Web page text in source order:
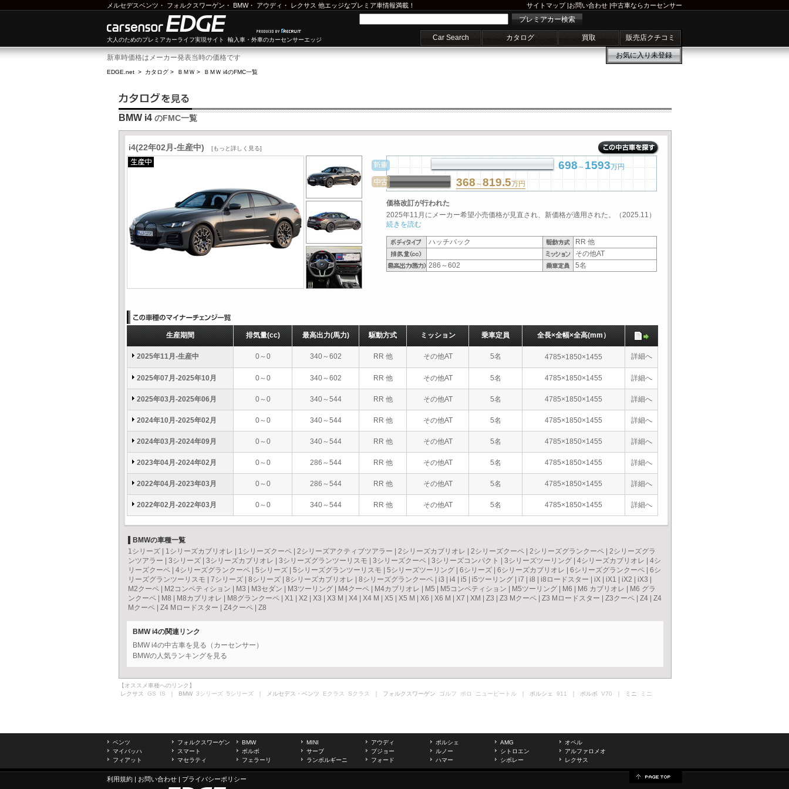
メルセデスベンツ ・ フォルクスワーゲン ・ BMW・ アウディ ・ レクサス 他エッジなプレミア車情報満載！ サイトマップ|お問い合わせ |中古車ならカーセンサー
大人のためのプレミアカーライフ実現サイト 輸入車・外車のカーセンサーエッジ
プレミアカー検索
Car Search カタログ 買取 販売店クチコミ
お気に入り未登録
新車時価格はメーカー発表当時の価格です
EDGE.net > カタログ > ＢＭＷ > ＢＭＷ i4のFMC一覧
BMW i4 のFMC一覧
i4(22年02月-生産中) [もっと詳しく見る]
698～1593万円
368 ～819.5万円
価格改訂が行われた
2025年11月にメーカー希望小売価格が見直され、新価格が適用された。（2025.11）
続きを読む
ハッチバック
RR 他
その他AT
286～602
5名
生産期間 排気量(cc) 最高出力(馬力) 駆動方式 ミッション 乗車定員 全長×全幅×全高(mm）
2025年11月-生産中 0～0 340～602 RR 他 その他AT 5名 4785×1850×1455 詳細へ
2025年07月-2025年10月 0～0 340～602 RR 他 その他AT 5名 4785×1850×1455 詳細へ
2025年03月-2025年06月 0～0 340～544 RR 他 その他AT 5名 4785×1850×1455 詳細へ
2024年10月-2025年02月 0～0 340～544 RR 他 その他AT 5名 4785×1850×1455 詳細へ
2024年03月-2024年09月 0～0 340～544 RR 他 その他AT 5名 4785×1850×1455 詳細へ
2023年04月-2024年02月 0～0 286～544 RR 他 その他AT 5名 4785×1850×1455 詳細へ
2022年04月-2023年03月 0～0 286～544 RR 他 その他AT 5名 4785×1850×1455 詳細へ
2022年02月-2022年03月 0～0 340～544 RR 他 その他AT 5名 4785×1850×1455 詳細へ
BMWの車種一覧
1シリーズ
1シリーズカブリオレ 1シリーズクーペ 2シリーズアクティブツアラー 2シリーズカブリオレ 2シリーズクーペ 2シリーズグランクーペ
2シリーズグラ
ンツアラー
3シリーズ 3シリーズカブリオレ 3シリーズグランツーリスモ 3シリーズクーペ 3シリーズコンパクト 3シリーズツーリング 4シリーズカブリオレ
4シ
リーズクーペ
4シリーズグランクーペ 5シリーズ 5シリーズグランツーリスモ 5シリーズツーリング 6シリーズ 6シリーズカブリオレ 6シリーズグランクーペ
6シ
リーズグランツーリスモ
7シリーズ 8シリーズ 8シリーズカブリオレ 8シリーズグランクーペ i3 i4 i5 i5ツーリング i7 i8 i8ロードスター iX iX1 iX2 iX3
M2クーペ
M2コンペティション M3 M3セダン M3ツーリング M4クーペ M4カブリオレ M5 M5コンペティション M5ツーリング M6 M6 カブリオレ
M6 グラ
ンクーペ
M8 M8カブリオレ M8グランクーペ X1 X2 X3 X3 M X4 X4 M X5 X5 M X6 X6 M X7 XM Z3 Z3 Mクーペ Z3 Mロードスター Z3クーペ Z4
Z4
Mクーペ
Z4 Mロードスター Z4クーペ Z8
BMW i4の関連リンク
BMW i4の中古車を見る（カーセンサー）
BMWの人気ランキングを見る
【オススメ車種へのリンク】
レクサス GS IS ｜ BMW 3シリーズ 5シリーズ ｜ メルセデス・ベンツ Eクラス Sクラス ｜ フォルクスワーゲン ゴルフ ポロ ニュービートル ｜ ポルシェ 911 ｜ ボルボ V70 ｜ ミニ ミニ
ベンツ フォルクスワーゲン BMW MINI アウディ ポルシェ AMG
オペル
マイバッハ
スマート ボルボ サーブ プジョー ルノー シトロエン
アルファロメオ
フィアット
マセラティ フェラーリ ランボルギーニ フォード ハマー シボレー レクサス
利用規約 | お問い合わせ | プライバシーポリシー